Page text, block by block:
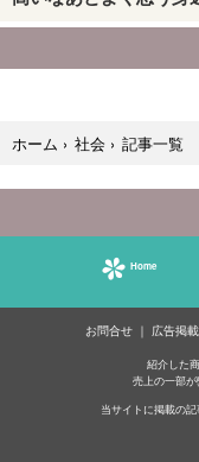
ホーム › 社会 › 記事一覧
Home
お問合せ 広告掲載
紹介した
売上の一部が
当サイトに掲載の